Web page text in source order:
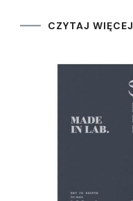
CZYTAJ WIĘCEJ